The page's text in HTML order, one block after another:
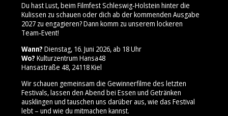
Du hast Lust, beim Filmfest Schleswig‑Holstein hinter die
Kulissen zu schauen oder dich ab der kommenden Ausgabe
2027 zu engagieren? Dann komm zu unserem lockeren
Team‑Event!
Wann? Dienstag, 16. Juni 2026, ab 18 Uhr
Wo? Kulturzentrum Hansa48
Hansastraße 48, 24118 Kiel
Wir schauen gemeinsam die Gewinnerfilme des letzten
Festivals, lassen den Abend bei Essen und Getränken
ausklingen und tauschen uns darüber aus, wie das Festival
lebt – und wie du mitmachen kannst.